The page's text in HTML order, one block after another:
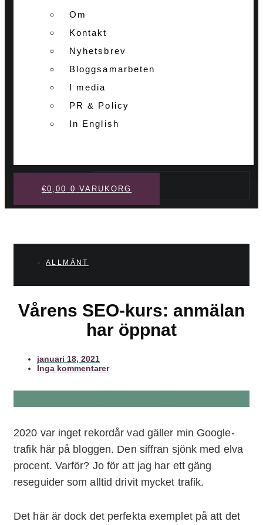
Om
Kontakt
Nyhetsbrev
Bloggsamarbeten
I media
PR & Policy
In English
Sök
€0,00 0 VARUKORG
ALLMÄNT
Vårens SEO-kurs: anmälan
har öppnat
januari 18, 2021
Inga kommentarer
2020 var inget rekordår vad gäller min Google-
trafik här på bloggen. Den siffran sjönk med elva
procent. Varför? Jo för att jag har ett gäng
reseguider som alltid drivit mycket trafik.
Det här är dock det perfekta exemplet på att det